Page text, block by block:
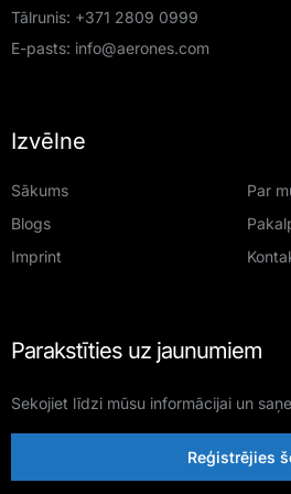
Tālrunis: +371 2809 0999
E-pasts: info@aerones.com
Izvēlne
Sākums
Par
Blogs
Imprint
Parakstīties uz jaunumiem
Sekojiet līdzi mūsu informācijai un
Reģistrējies